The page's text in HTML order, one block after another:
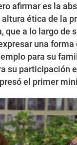
afirmar es la
ética de la
que a lo largo de
una forma
para su
su participación
el primer